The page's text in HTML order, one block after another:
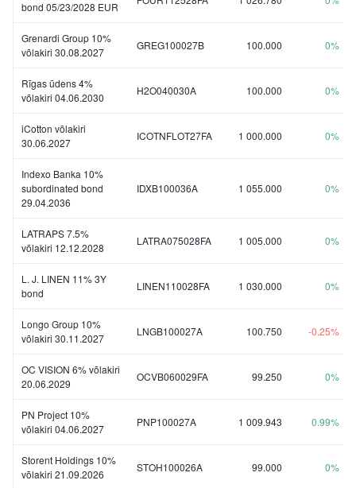
bond 05/23/2028 EUR
Grenardi Group 10%
võlakiri 30.08.2027
GREG100027B 100.000 0%
Rīgas ūdens 4%
võlakiri 04.06.2030
H2O040030A 100.000 0%
iCotton võlakiri
30.06.2027
ICOTNFLOT27FA 1 000.000 0%
Indexo Banka 10%
subordinated bond
29.04.2036
IDXB100036A 1 055.000 0%
LATRAPS 7.5%
võlakiri 12.12.2028
LATRA075028FA 1 005.000 0%
L. J. LINEN 11% 3Y
bond
LINEN110028FA 1 030.000 0%
Longo Group 10%
võlakiri 30.11.2027
LNGB100027A 100.750 -0.25%
OC VISION 6% võlakiri
20.06.2029
OCVB060029FA 99.250 0%
PN Project 10%
võlakiri 04.06.2027
PNP100027A 1 009.943 0.99%
Storent Holdings 10%
võlakiri 21.09.2026
STOH100026A 99.000 0%